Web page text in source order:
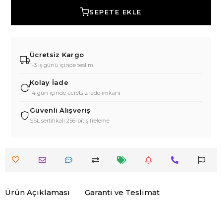
SEPETE EKLE
Ücretsiz Kargo
1-3 iş günü içinde teslim
Kolay İade
14 gün içinde ücretsiz iade imkanı
Güvenli Alışveriş
SSL sertifikalı 256-bit şifreleme
Ürün Açıklaması Garanti ve Teslimat